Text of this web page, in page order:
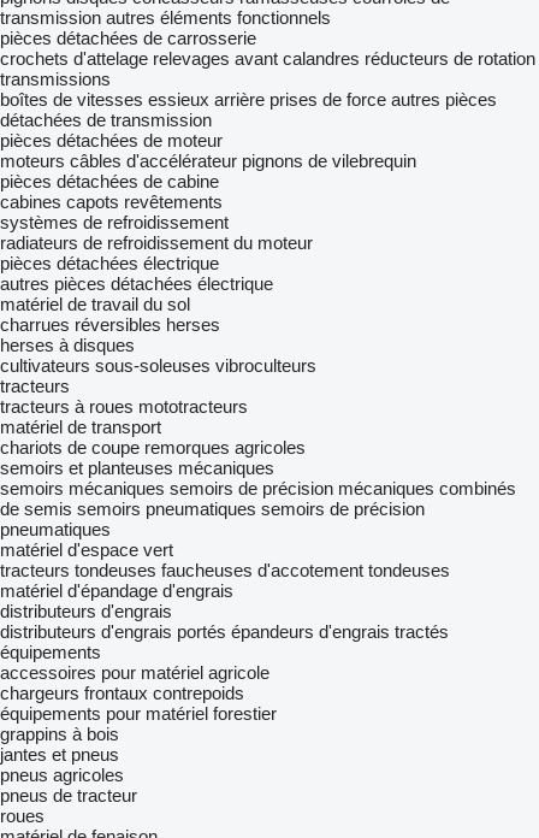
transmission autres éléments fonctionnels
pièces détachées de carrosserie
crochets d'attelage relevages avant calandres réducteurs de rotation
transmissions
boîtes de vitesses essieux arrière prises de force autres pièces
détachées de transmission
pièces détachées de moteur
moteurs câbles d'accélérateur pignons de vilebrequin
pièces détachées de cabine
cabines capots revêtements
systèmes de refroidissement
radiateurs de refroidissement du moteur
pièces détachées électrique
autres pièces détachées électrique
matériel de travail du sol
charrues réversibles herses
herses à disques
cultivateurs sous-soleuses vibroculteurs
tracteurs
tracteurs à roues mototracteurs
matériel de transport
chariots de coupe remorques agricoles
semoirs et planteuses mécaniques
semoirs mécaniques semoirs de précision mécaniques combinés
de semis semoirs pneumatiques semoirs de précision
pneumatiques
matériel d'espace vert
tracteurs tondeuses faucheuses d'accotement tondeuses
matériel d'épandage d'engrais
distributeurs d'engrais
distributeurs d'engrais portés épandeurs d'engrais tractés
équipements
accessoires pour matériel agricole
chargeurs frontaux contrepoids
équipements pour matériel forestier
grappins à bois
jantes et pneus
pneus agricoles
pneus de tracteur
roues